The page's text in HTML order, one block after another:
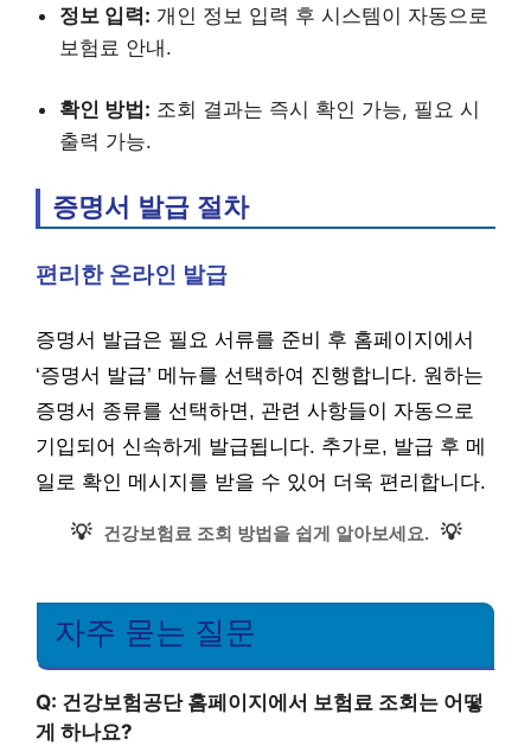
정보 입력: 개인 정보 입력 후 시스템이 자동으로
보험료 안내.
확인 방법: 조회 결과는 즉시 확인 가능, 필요 시
출력 가능.
증명서 발급 절차
편리한 온라인 발급
증명서 발급은 필요 서류를 준비 후 홈페이지에서
‘증명서 발급’ 메뉴를 선택하여 진행합니다. 원하는
증명서 종류를 선택하면, 관련 사항들이 자동으로
기입되어 신속하게 발급됩니다. 추가로, 발급 후 메
일로 확인 메시지를 받을 수 있어 더욱 편리합니다.
💡 건강보험료 조회 방법을 쉽게 알아보세요. 💡
자주 묻는 질문
Q: 건강보험공단 홈페이지에서 보험료 조회는 어떻
게 하나요?